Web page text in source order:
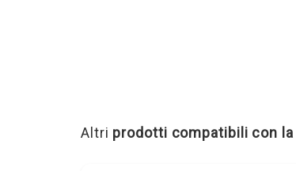
Altri prodotti compatibili con